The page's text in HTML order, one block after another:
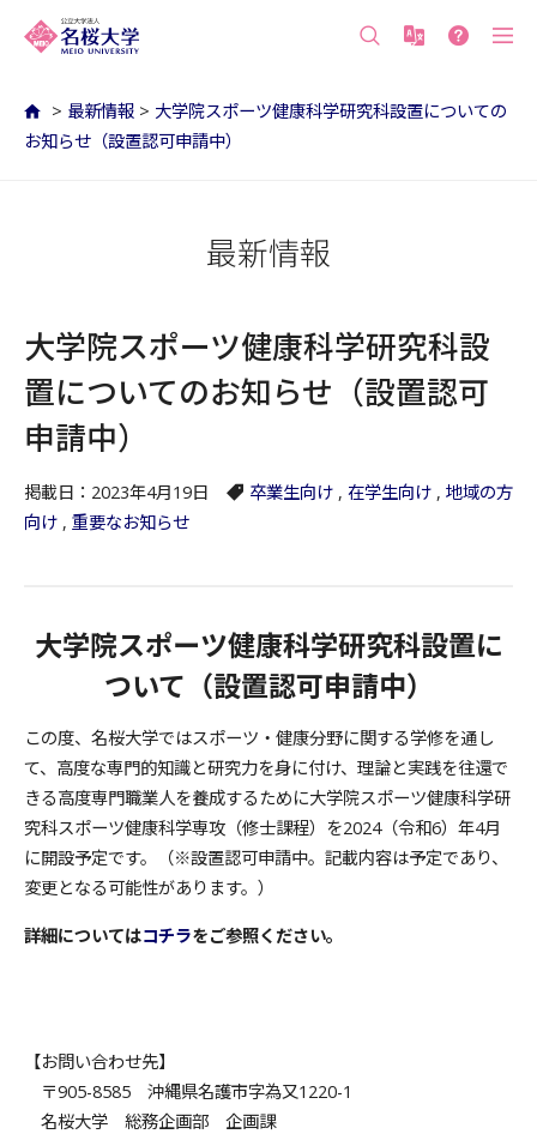
> 最新情報 > 大学院スポーツ健康科学研究科設置についての
お知らせ（設置認可申請中）
最新情報
大学院スポーツ健康科学研究科設
置についてのお知らせ（設置認可
申請中）
掲載日：2023年4月19日 卒業生向け , 在学生向け , 地域の方
向け , 重要なお知らせ
大学院スポーツ健康科学研究科設置に
ついて（設置認可申請中）
この度、名桜大学ではスポーツ・健康分野に関する学修を通し
て、高度な専門的知識と研究力を身に付け、理論と実践を往還で
きる高度専門職業人を養成するために大学院スポーツ健康科学研
究科スポーツ健康科学専攻（修士課程）を2024（令和6）年4月
に開設予定です。（※設置認可申請中。記載内容は予定であり、
変更となる可能性があります。）
詳細についてはコチラをご参照ください。
【お問い合わせ先】
〒905-8585 沖縄県名護市字為又1220-1
名桜大学 総務企画部 企画課